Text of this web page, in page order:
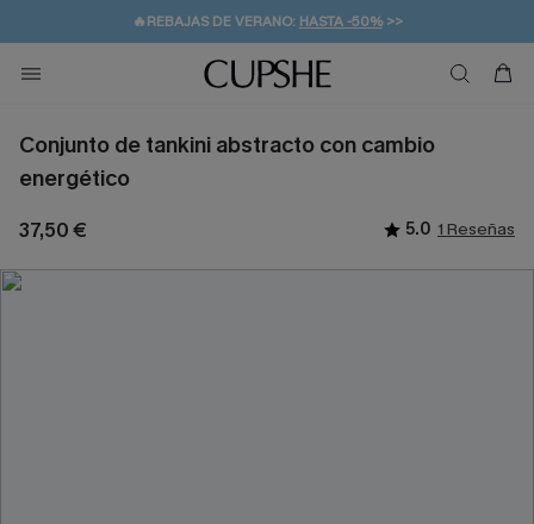
👒PROMOCIÓN DE VERANO:-10% EN 2 VESTIDOS
💌¡SUSCRIBIRSE & GANAR -10% EXTRA!
🚚ENVÍO GRATUITO A PARTIR DE 49 € >>
Conjunto de tankini abstracto con cambio
energético
37,50 € 5.0 1 Reseñas